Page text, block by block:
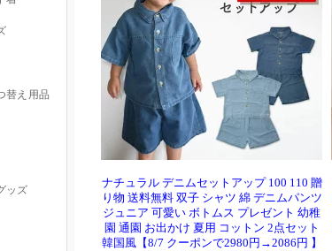
ナチュラル デニムセットアップ 100 110 贈
り物 送料無料 双子 シャツ 綿 デニムパンツ
ジュニア 可愛い ボトムス プレゼント 幼稚
園 通園 お出かけ 夏用 コットン 2点セット
韓国風【8/7 クーポンで2980円→2086円 】